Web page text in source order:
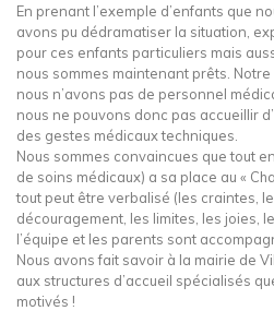
En prenant l’exemple d’enfants que
avons pu dédramatiser la situation,
pour ces enfants particuliers mais
nous sommes maintenant prêts.
nous n’avons pas de personnel
nous ne pouvons donc pas accueillir
des gestes médicaux techniques.
Nous sommes convaincues que tout
de soins médicaux) a sa place au «
tout peut être verbalisé (les craintes,
découragement, les limites, les joies,
l’équipe et les parents sont
Nous avons fait savoir à la mairie de
aux structures d’accueil spécialisés
motivés !